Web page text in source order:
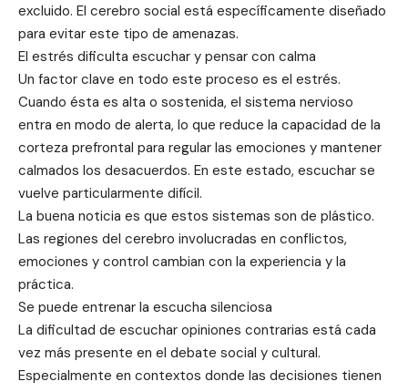
excluido. El cerebro social está específicamente diseñado
para evitar este tipo de amenazas.
El estrés dificulta escuchar y pensar con calma
Un factor clave en todo este proceso es el estrés.
Cuando ésta es alta o sostenida, el sistema nervioso
entra en modo de alerta, lo que reduce la capacidad de la
corteza prefrontal para regular las emociones y mantener
calmados los desacuerdos. En este estado, escuchar se
vuelve particularmente difícil.
La buena noticia es que estos sistemas son de plástico.
Las regiones del cerebro involucradas en conflictos,
emociones y control cambian con la experiencia y la
práctica.
Se puede entrenar la escucha silenciosa
La dificultad de escuchar opiniones contrarias está cada
vez más presente en el debate social y cultural.
Especialmente en contextos donde las decisiones tienen